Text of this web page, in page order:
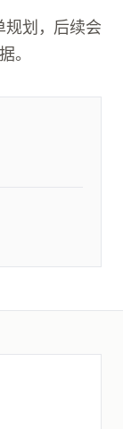
规划，后续会
。